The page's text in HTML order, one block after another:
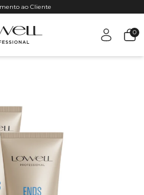
ao Cliente
0